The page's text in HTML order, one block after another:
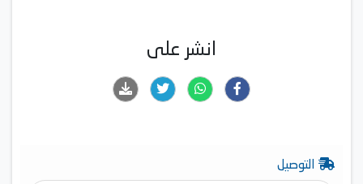
انشر على
التوصيل